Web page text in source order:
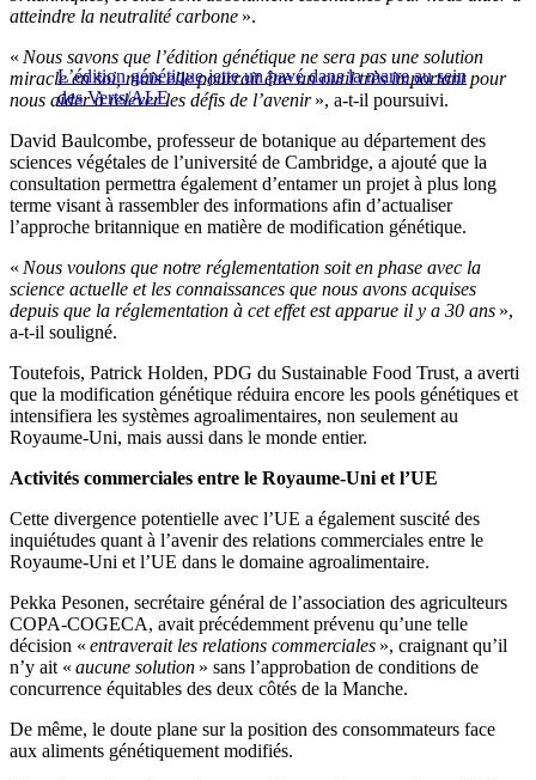
atteindre la neutralité carbone ».
L’édition génétique jette un pavé dans la marre au sein
des Verts/ALE
« Nous savons que l’édition génétique ne sera pas une solution
miracle en soi, mais elle pourrait être un outil très important pour
nous aider à relever les défis de l’avenir», a-t-il poursuivi.
David Baulcombe, professeur de botanique au département des
sciences végétales de l’université de Cambridge, a ajouté que la
consultation permettra également d’entamer un projet à plus long
terme visant à rassembler des informations afin d’actualiser
l’approche britannique en matière de modification génétique.
« Nous voulons que notre réglementation soit en phase avec la
science actuelle et les connaissances que nous avons acquises
depuis que la réglementation à cet effet est apparue il y a 30 ans »,
a-t-il souligné.
Toutefois, Patrick Holden, PDG du Sustainable Food Trust, a averti
que la modification génétique réduira encore les pools génétiques et
intensifiera les systèmes agroalimentaires, non seulement au
Royaume-Uni, mais aussi dans le monde entier.
Activités commerciales entre le Royaume-Uni et l’UE
Cette divergence potentielle avec l’UE a également suscité des
inquiétudes quant à l’avenir des relations commerciales entre le
Royaume-Uni et l’UE dans le domaine agroalimentaire.
Pekka Pesonen, secrétaire général de l’association des agriculteurs
COPA-COGECA, avait précédemment prévenu qu’une telle
décision « entraverait les relations commerciales », craignant qu’il
n’y ait « aucune solution » sans l’approbation de conditions de
concurrence équitables des deux côtés de la Manche.
De même, le doute plane sur la position des consommateurs face
aux aliments génétiquement modifiés.